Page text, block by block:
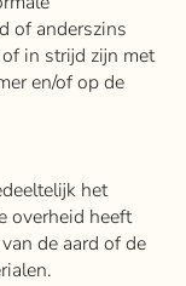
of anderszins
in strijd zijn met
en/of op de
het
overheid heeft
de aard of de